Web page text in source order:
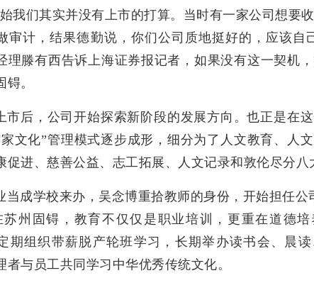
我们其实并没有上市的打算。当时有一家公司想要
审计，结果德勤说，你们公司质地挺好的，应该自
理滕有西告诉上海证券报记者，如果没有这一契机
。
市后，公司开始探索新阶段的发展方向。也正是在
文化”管理模式逐步成形，细分为了人文教育、人
促进、慈善公益、志工拓展、人文记录和敦伦尽分八
当成学校来办，吴念博重拾教师的身份，开始担任公
苏州固锝，教育不仅仅是职业培训，更重在道德培
期组织带薪脱产轮班学习，长期举办读书会、晨
者与员工共同学习中华优秀传统文化。